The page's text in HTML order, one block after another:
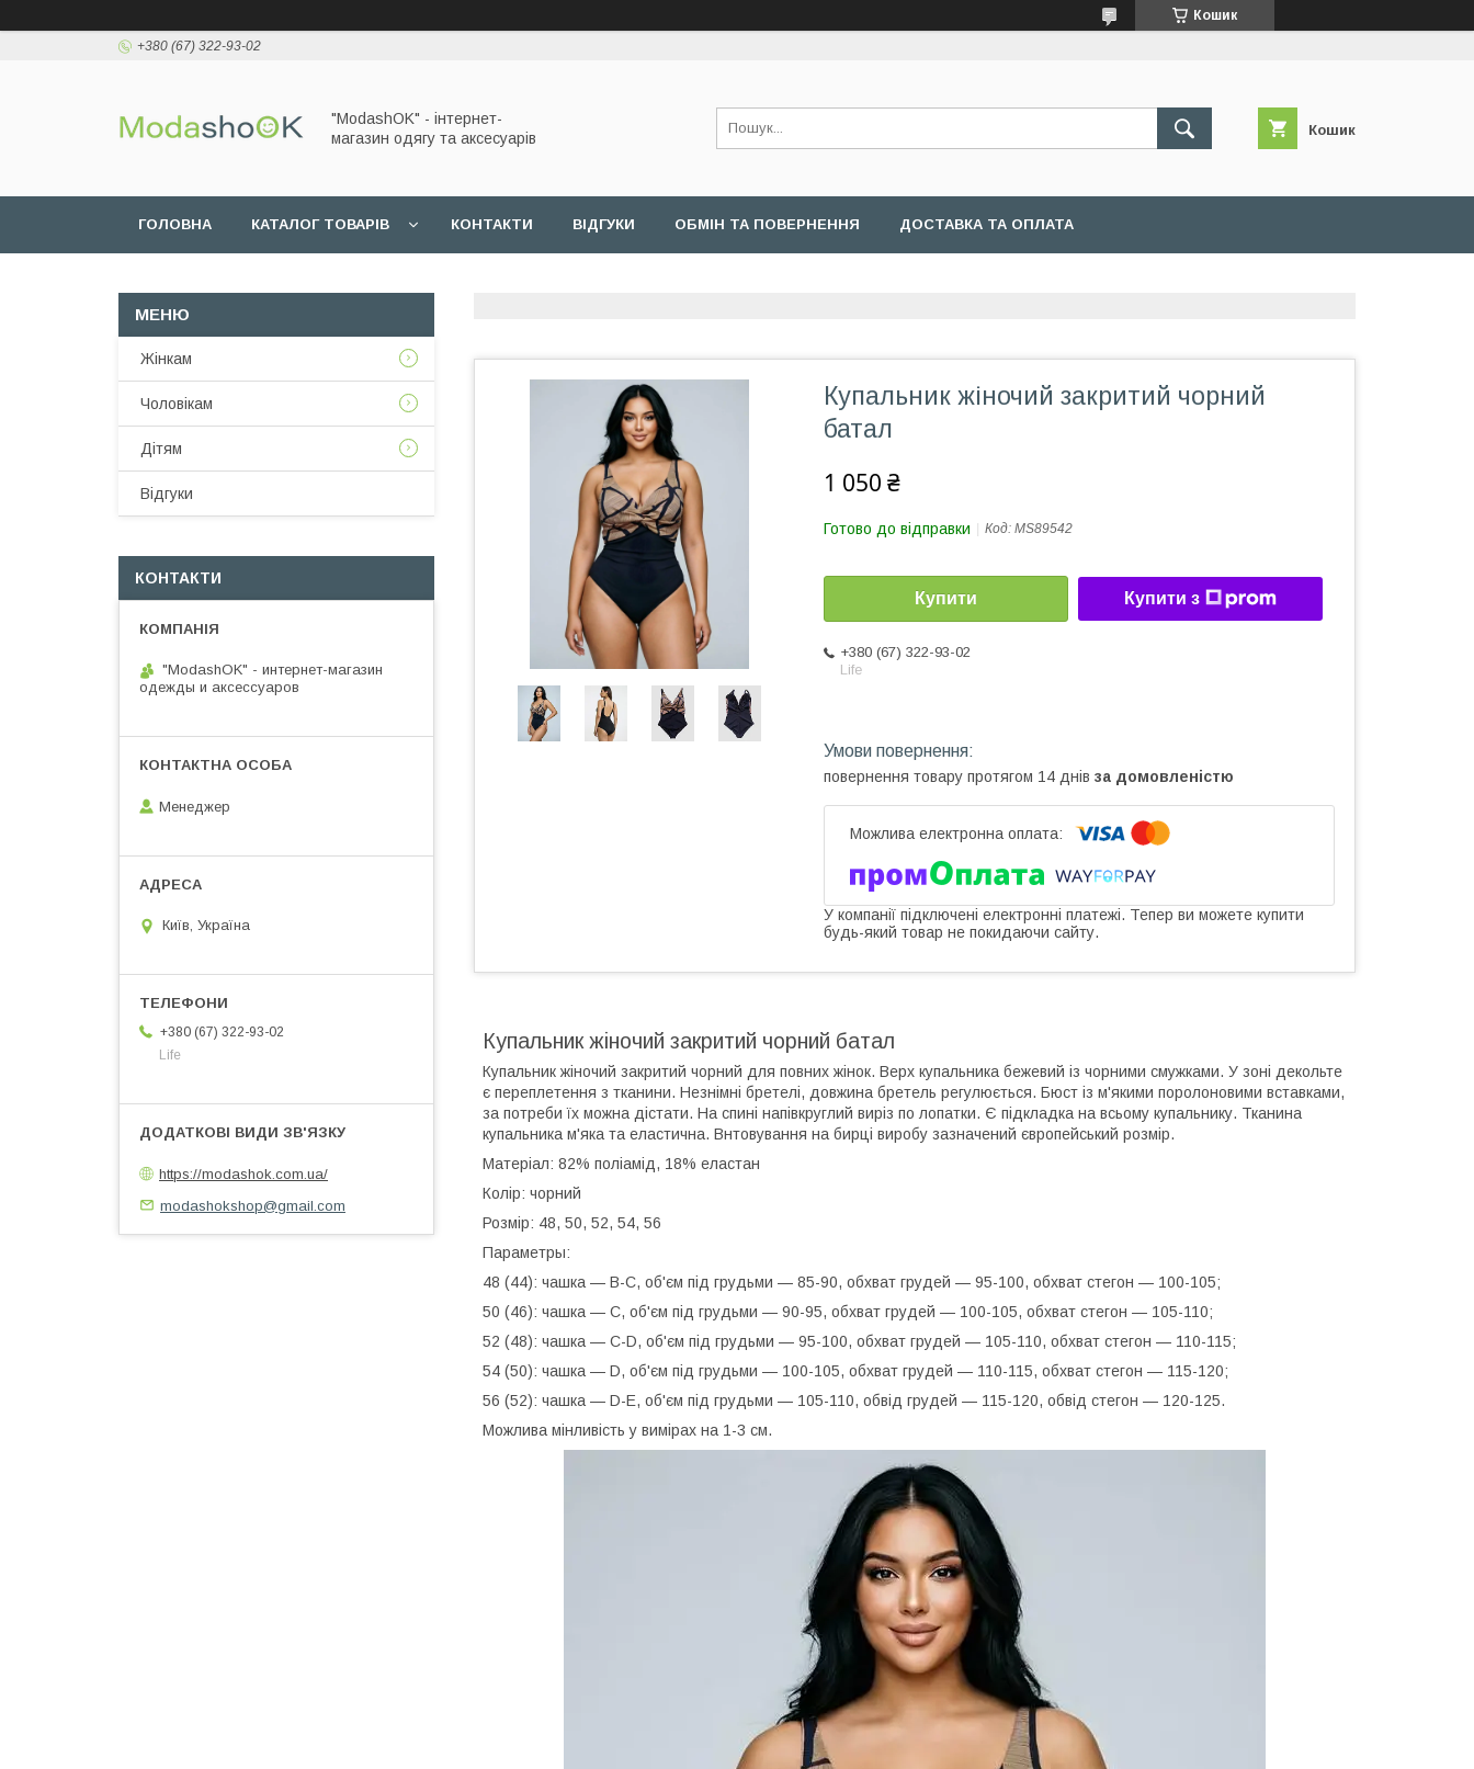
Кошик
+380 (67) 322-93-02
"ModashOK" - інтернет-
магазин одягу та аксесуарів
Кошик
ГОЛОВНА КАТАЛОГ ТОВАРІВ КОНТАКТИ ВІДГУКИ ОБМІН ТА ПОВЕРНЕННЯ ДОСТАВКА ТА ОПЛАТА
Купальник жіночий закритий чорний
батал
1 050 ₴
Готово до відправки Код: MS89542
Купити Купити з
+380 (67) 322-93-02
Life
повернення товару протягом 14 днів за домовленістю
У компанії підключені електронні платежі. Тепер ви можете купити
будь-який товар не покидаючи сайту.
Купальник жіночий закритий чорний батал
Купальник жіночий закритий чорний для повних жінок. Верх купальника бежевий із чорними смужками. У зоні декольте
є переплетення з тканини. Незнімні бретелі, довжина бретель регулюється. Бюст із м'якими поролоновими вставками,
за потреби їх можна дістати. На спині напівкруглий виріз по лопатки. Є підкладка на всьому купальнику. Тканина
купальника м'яка та еластична. Внтовування на бирці виробу зазначений європейський розмір.
Матеріал: 82% поліамід, 18% еластан
Колір: чорний
Розмір: 48, 50, 52, 54, 56
Параметры:
48 (44): чашка — B-С, об'єм під грудьми — 85-90, обхват грудей — 95-100, обхват стегон — 100-105;
50 (46): чашка — С, об'єм під грудьми — 90-95, обхват грудей — 100-105, обхват стегон — 105-110;
52 (48): чашка — C-D, об'єм під грудьми — 95-100, обхват грудей — 105-110, обхват стегон — 110-115;
54 (50): чашка — D, об'єм під грудьми — 100-105, обхват грудей — 110-115, обхват стегон — 115-120;
56 (52): чашка — D-E, об'єм під грудьми — 105-110, обвід грудей — 115-120, обвід стегон — 120-125.
Можлива мінливість у вимірах на 1-3 см.
Жінкам
Чоловікам
Дітям
Відгуки
КОНТАКТИ
"ModashOK" - интернет-магазин
одежды и аксессуаров
Менеджер
Київ, Україна
+380 (67) 322-93-02
Life
https://modashok.com.ua/
modashokshop@gmail.com